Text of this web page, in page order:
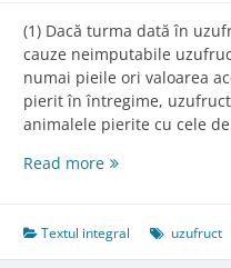
(1) Dacă turma dată în
cauze neimputabile
numai pieile ori valoarea
pierit în întregime,
animalele pierite cu cele
Read moreArt.
în
caz
Textul integral uzufruct